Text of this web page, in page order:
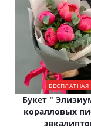
Букет "
коралловых